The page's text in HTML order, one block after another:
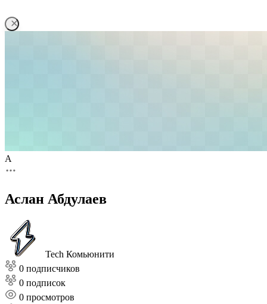
А
Аслан Абдулаев
Tech Комьюнити
0 подписчиков
0 подписок
0 просмотров